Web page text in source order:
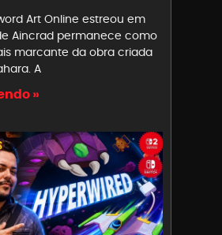
Art Online estreou em
Aincrad permanece como
marcante da obra criada
A
»